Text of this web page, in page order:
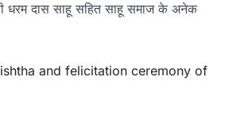
धरम दास साहू सहित साहू समाज के अनेक
and felicitation ceremony of